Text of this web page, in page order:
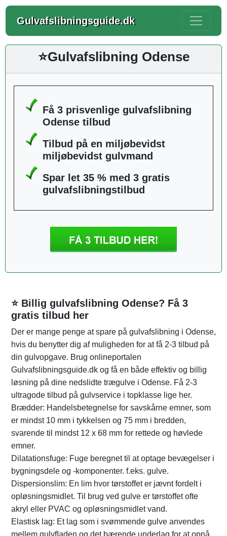
Gulvafslibningsguide.dk
⭐Gulvafslibning Odense
Få 3 prisvenlige gulvafslibning
Odense tilbud
Tilbud på en miljøbevidst
miljøbevidst gulvmand
Spar let 35 % med 3 gratis
gulvafslibningstilbud
⭐ Billig gulvafslibning Odense? Få 3
gratis tilbud her
Der er mange penge at spare på gulvafslibning i Odense,
hvis du benytter dig af muligheden for at få 2-3 tilbud på
din gulvopgave. Brug onlineportalen
Gulvafslibningsguide.dk og få en både effektiv og billig
løsning på dine nedslidte trægulve i Odense. Få 2-3
ultragode tilbud på gulvservice i topklasse lige her.
Brædder: Handelsbetegnelse for savskårne emner, som
er mindst 10 mm i tykkelsen og 75 mm i bredden,
svarende til mindst 12 x 68 mm for rettede og høvlede
emner.
Dilatationsfuge: Fuge beregnet til at optage bevægelser i
bygningsdele og -komponenter. f.eks. gulve.
Dispersionslim: En lim hvor tørstoffet er jævnt fordelt i
opløsningsmidlet. Til brug ved gulve er tørstoffet ofte
akryl eller PVAC og opløsningsmidlet vand.
Elastisk lag: Et lag som i svømmende gulve anvendes
mellem gulvﬂaden og det bærende underlag for at opnå